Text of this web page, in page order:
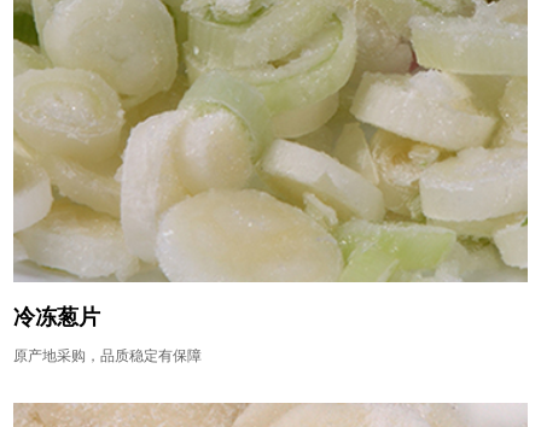
冷冻葱片
原产地采购，品质稳定有保障